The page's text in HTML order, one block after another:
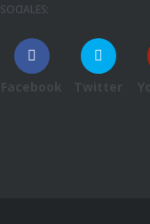
SOCIALES:
Facebook Twitter